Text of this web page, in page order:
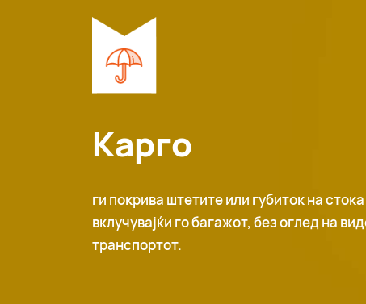
Карго
ги покрива штетите или губиток на
вклучувајќи го багажот, без оглед на
транспортот.